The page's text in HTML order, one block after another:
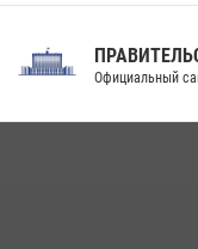
Праздник «Один день с
Официальный